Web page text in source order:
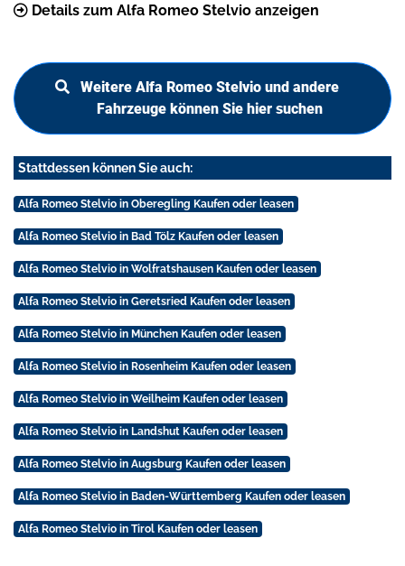
Details zum Alfa Romeo Stelvio anzeigen
Weitere Alfa Romeo Stelvio und andere
Fahrzeuge können Sie hier suchen
Stattdessen können Sie auch:
Alfa Romeo Stelvio in Oberegling Kaufen oder leasen
Alfa Romeo Stelvio in Bad Tölz Kaufen oder leasen
Alfa Romeo Stelvio in Wolfratshausen Kaufen oder leasen
Alfa Romeo Stelvio in Geretsried Kaufen oder leasen
Alfa Romeo Stelvio in München Kaufen oder leasen
Alfa Romeo Stelvio in Rosenheim Kaufen oder leasen
Alfa Romeo Stelvio in Weilheim Kaufen oder leasen
Alfa Romeo Stelvio in Landshut Kaufen oder leasen
Alfa Romeo Stelvio in Augsburg Kaufen oder leasen
Alfa Romeo Stelvio in Baden-Württemberg Kaufen oder leasen
Alfa Romeo Stelvio in Tirol Kaufen oder leasen